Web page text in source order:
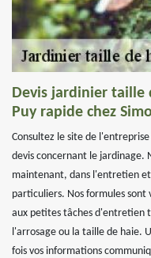
Devis jardinier taille
Puy rapide chez
Consultez le site de
devis concernant le jardinage.
maintenant, dans l'entretien
particuliers. Nos formules
aux petites tâches d'entretien
l'arrosage ou la taille de haie.
fois vos informations